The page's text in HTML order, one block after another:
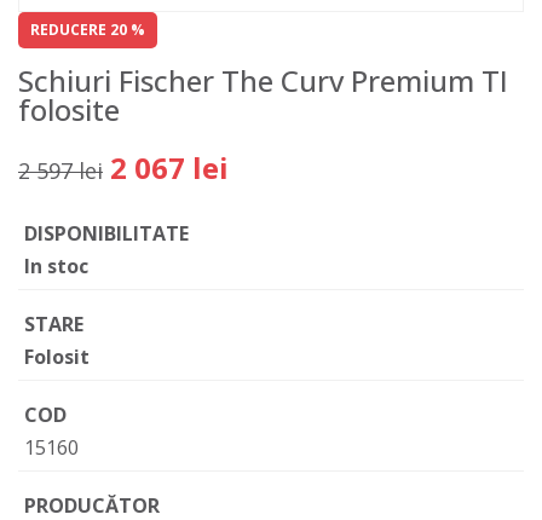
REDUCERE 20 %
Schiuri Fischer The Curv Premium TI
folosite
2 597 lei 2 067 lei
DISPONIBILITATE
In stoc
STARE
Folosit
COD
15160
PRODUCĂTOR